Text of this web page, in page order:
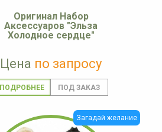
Оригинал Набор
Аксессуаров "Эльза
Холодное сердце"
Цена по запросу
ПОДРОБНЕЕ
Загадай желание